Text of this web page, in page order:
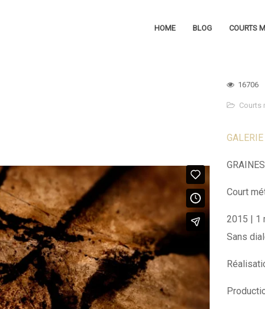
HOME BLOG COURTS
16706
Courts
GALERIE
GRAINES
Court
2015 | 1
Sans